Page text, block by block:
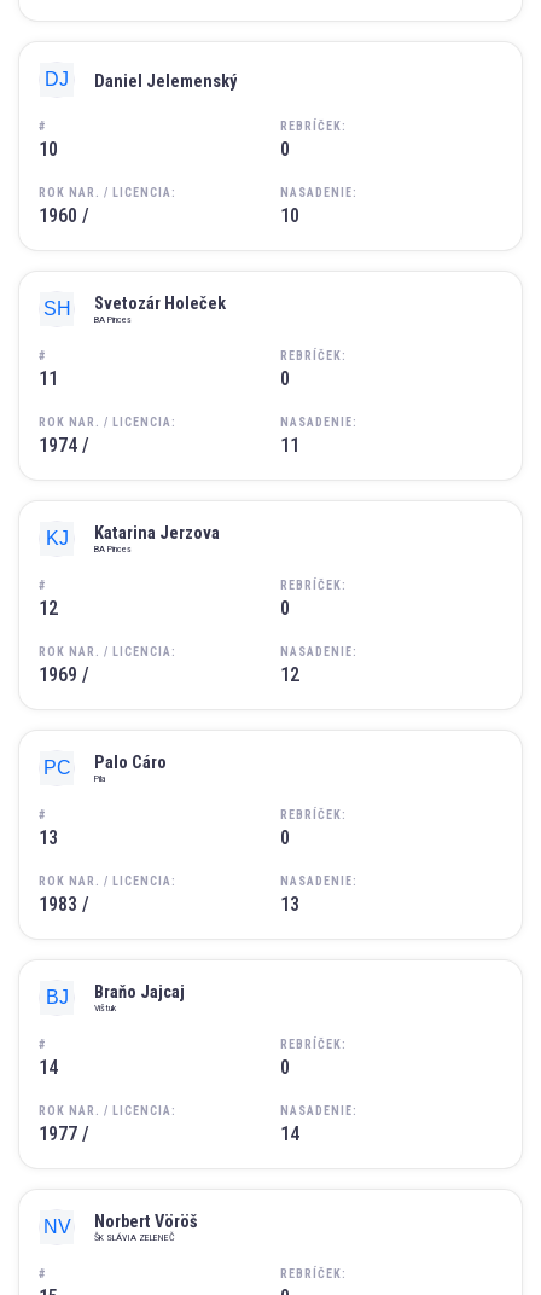
#
10
Daniel Jelemenský
ROK NAR. / LICENCIA:
1960 /
REBRÍČEK:
0
NASADENIE:
10
#
11
Svetozár Holeček
BA Pinces
ROK NAR. / LICENCIA:
1974 /
REBRÍČEK:
0
NASADENIE:
11
#
12
Katarina Jerzova
BA Pinces
ROK NAR. / LICENCIA:
1969 /
REBRÍČEK:
0
NASADENIE:
12
#
13
Palo Cáro
Pila
ROK NAR. / LICENCIA:
1983 /
REBRÍČEK:
0
NASADENIE:
13
#
14
Braňo Jajcaj
Vištuk
ROK NAR. / LICENCIA:
1977 /
REBRÍČEK:
0
NASADENIE:
14
#
Norbert Vöröš
ŠK SLÁVIA ZELENEČ
REBRÍČEK: